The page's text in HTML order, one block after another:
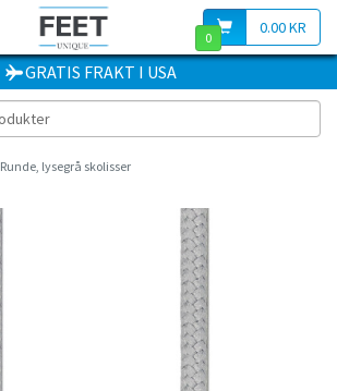
0.00 KR
0
GRATIS FRAKT I USA
Runde, lysegrå skolisser